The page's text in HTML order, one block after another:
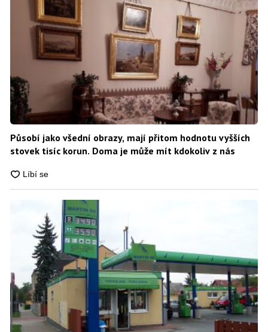
Působí jako všední obrazy, mají přitom hodnotu vyšších
stovek tisíc korun. Doma je může mít kdokoliv z nás